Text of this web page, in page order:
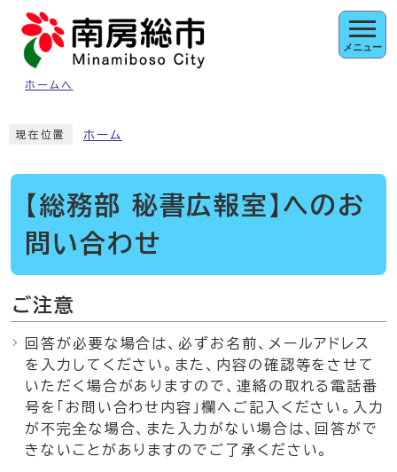
ページの先頭です
ホームへ
メニュー
現在位置 ホーム
【総務部 秘書広報室】へのお
問い合わせ
ご注意
回答が必要な場合は、必ずお名前、メールアドレス
を入力してください。また、内容の確認等をさせて
いただく場合がありますので、連絡の取れる電話番
号を「お問い合わせ内容」欄へご記入ください。入力
が不完全な場合、また入力がない場合は、回答がで
きないことがありますのでご了承ください。